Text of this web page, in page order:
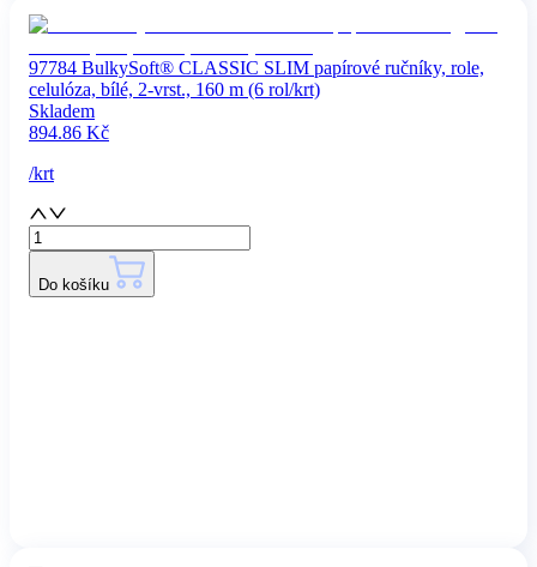
97784 BulkySoft® CLASSIC SLIM papírové ručníky, role,
celulóza, bílé, 2-vrst., 160 m (6 rol/krt)
Skladem
894.86 Kč
/krt
Do košíku